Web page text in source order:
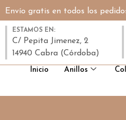
Envío gratis en todos los
ESTAMOS EN:
C/ Pepita Jimenez, 2
14940 Cabra (Córdoba)
Inicio Anillos